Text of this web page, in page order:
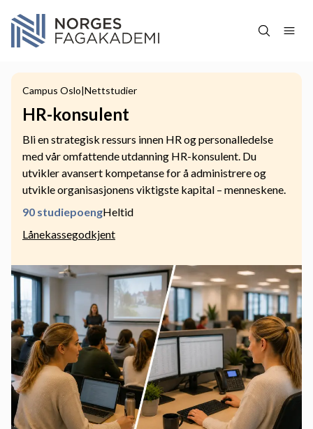
Hopp over navigasjon
Campus Oslo|Nettstudier
HR-konsulent
Bli en strategisk ressurs innen HR og personalledelse
med vår omfattende utdanning HR-konsulent. Du
utvikler avansert kompetanse for å administrere og
utvikle organisasjonens viktigste kapital – menneskene.
90 studiepoengHeltid
Lånekassegodkjent